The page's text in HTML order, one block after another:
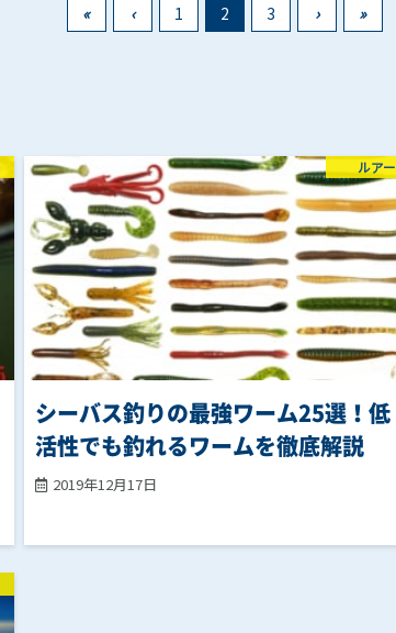
« ‹ 1 2 3 › »
シーバス釣りの最強ワーム25選！低
活性でも釣れるワームを徹底解説
2019年12月17日
ルアー